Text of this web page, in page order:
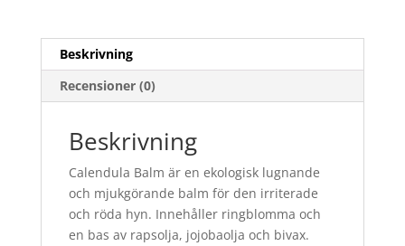
Beskrivning
Recensioner (0)
Beskrivning
Calendula Balm är en ekologisk lugnande
och mjukgörande balm för den irriterade
och röda hyn. Innehåller ringblomma och
en bas av rapsolja, jojobaolja och bivax.